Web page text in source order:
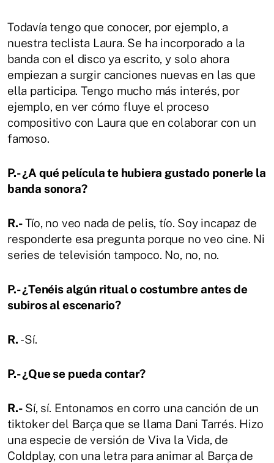
Todavía tengo que conocer, por ejemplo, a
nuestra teclista Laura. Se ha incorporado a la
banda con el disco ya escrito, y solo ahora
empiezan a surgir canciones nuevas en las que
ella participa. Tengo mucho más interés, por
ejemplo, en ver cómo fluye el proceso
compositivo con Laura que en colaborar con un
famoso.
P.- ¿A qué película te hubiera gustado ponerle la
banda sonora?
R.-Tío, no veo nada de pelis, tío. Soy incapaz de
responderte esa pregunta porque no veo cine. Ni
series de televisión tampoco. No, no, no.
P.- ¿Tenéis algún ritual o costumbre antes de
subiros al escenario?
R. -Sí.
P.- ¿Que se pueda contar?
R.-Sí, sí. Entonamos en corro una canción de un
tiktoker del Barça que se llama Dani Tarrés. Hizo
una especie de versión de Viva la Vida, de
Coldplay, con una letra para animar al Barça de